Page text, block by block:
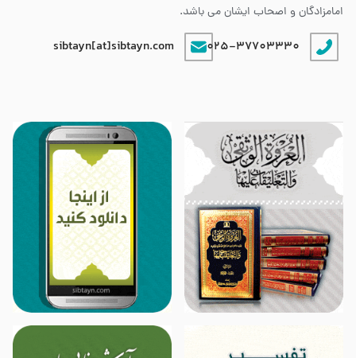
امامزادگان و اصحاب ایشان می باشد.
025-37703330
sibtayn[at]sibtayn.com